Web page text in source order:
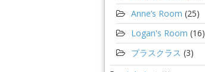
Anne’s Room (25)
Logan's Room (16)
プラスクラス (3)